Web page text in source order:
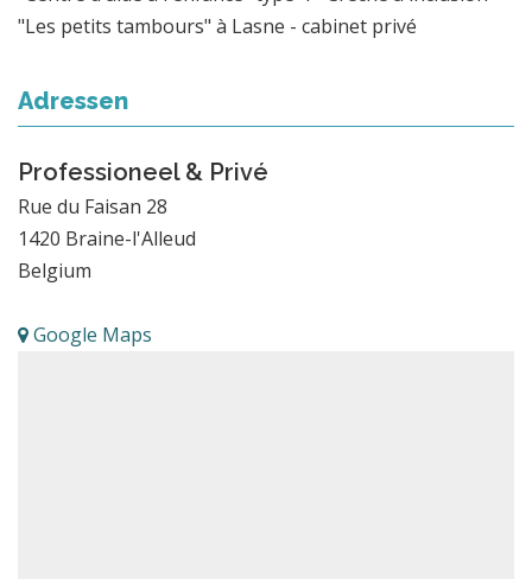
"Les petits tambours" à Lasne - cabinet privé
Adressen
Professioneel & Privé
Rue du Faisan 28
1420 Braine-l'Alleud
Belgium
Google Maps